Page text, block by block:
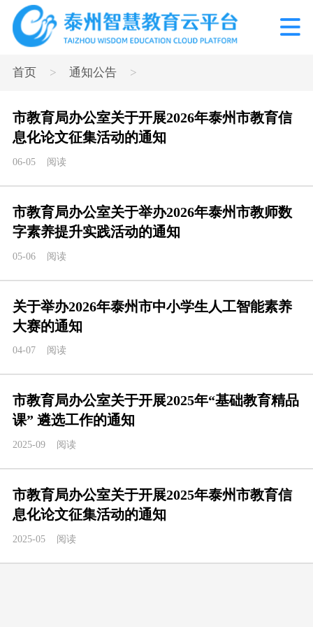
首页 > 通知公告 >
市教育局办公室关于开展2026年泰州市教育信
息化论文征集活动的通知
06-05 阅读
市教育局办公室关于举办2026年泰州市教师数
字素养提升实践活动的通知
05-06 阅读
关于举办2026年泰州市中小学生人工智能素养
大赛的通知
04-07 阅读
市教育局办公室关于开展2025年“基础教育精品
课” 遴选工作的通知
2025-09 阅读
市教育局办公室关于开展2025年泰州市教育信
息化论文征集活动的通知
2025-05 阅读